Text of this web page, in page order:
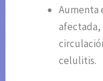
Aumenta
afectada,
celulitis.